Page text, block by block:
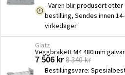
- Varen blir produsert etter
bestilling, Sendes innen
virkedager
Glatz
Veggbrakett M4 480 mm
7 506 kr 8 340 kr
Bestillingsvare: